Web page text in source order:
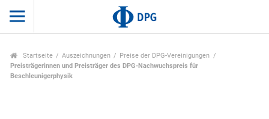
Startseite Auszeichnungen
Preise der DPG-Vereinigungen
Preisträgerinnen und Preisträger des DPG-Nachwuchspreis für
Beschleunigerphysik